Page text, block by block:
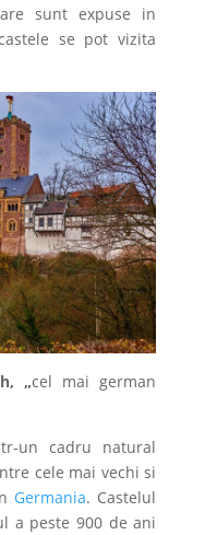
sunt expuse in
se pot vizita
„cel mai german
un cadru natural
cele mai vechi si
Germania. Castelul
a peste 900 de ani